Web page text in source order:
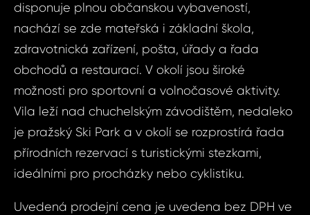
disponuje plnou občanskou vybaveností,
nachází se zde mateřská i základní škola,
zdravotnická zařízení, pošta, úřady a řada
obchodů a restaurací. V okolí jsou široké
možnosti pro sportovní a volnočasové aktivity.
Vila leží nad chuchelským závodištěm, nedaleko
je pražský Ski Park a v okolí se rozprostírá řada
přírodních rezervací s turistickými stezkami,
ideálními pro procházky nebo cyklistiku.
Uvedená prodejní cena je uvedena bez DPH ve